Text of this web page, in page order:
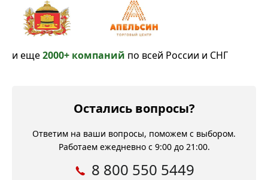
и еще2000+ компаний по всей России и СНГ
Остались вопросы?
Ответим на ваши вопросы, поможем с выбором.
Работаем ежедневно с 9:00 до 21:00.
8 800 550 5449